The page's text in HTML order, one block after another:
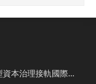
本治理接軌國際市